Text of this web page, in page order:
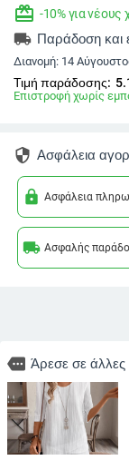
redeem -10% για
local_shipping Παράδοση και
Διανομή: 14
Τιμή παράδοσης:
Επιστροφή χωρίς
security Ασφάλεια
lock Ασφάλεια
local_shipping Ασφαλής
more Άρεσε σε άλλες